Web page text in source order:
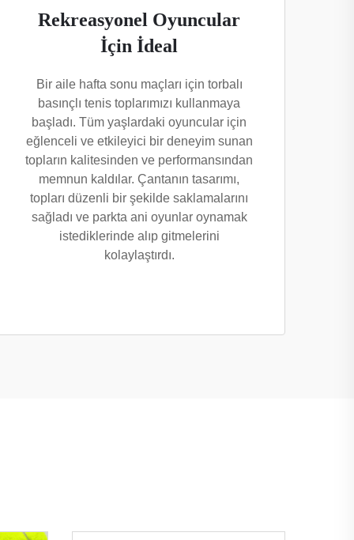
Rekreasyonel Oyuncular
İçin İdeal
Bir aile hafta sonu maçları için torbalı
basınçlı tenis toplarımızı kullanmaya
başladı. Tüm yaşlardaki oyuncular için
eğlenceli ve etkileyici bir deneyim sunan
topların kalitesinden ve performansından
memnun kaldılar. Çantanın tasarımı,
topları düzenli bir şekilde saklamalarını
sağladı ve parkta ani oyunlar oynamak
istediklerinde alıp gitmelerini
kolaylaştırdı.